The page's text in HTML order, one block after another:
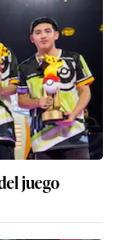
juego